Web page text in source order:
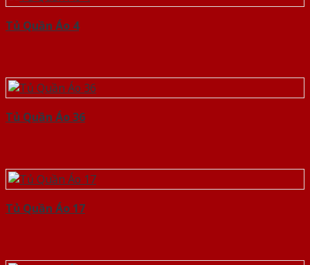
Tủ Quần Áo 4
Tủ Quần Áo 36
Tủ Quần Áo 17